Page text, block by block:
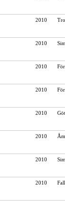
2010
2010
2010
2010
2010
2010
2010
2010